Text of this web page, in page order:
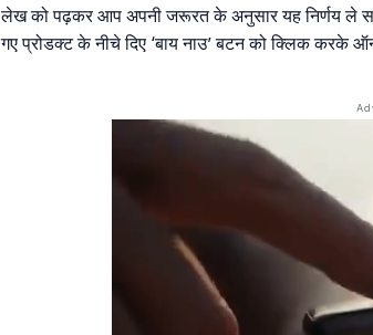
लेख को पढ़कर आप अपनी जरूरत के अनुसार यह निर्णय ले
गए प्रोडक्ट के नीचे दिए ‘बाय नाउ’ बटन को क्लिक